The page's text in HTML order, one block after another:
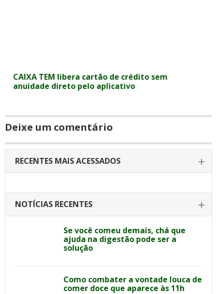
CAIXA TEM libera cartão de crédito sem
anuidade direto pelo aplicativo
Deixe um comentário
RECENTES MAIS ACESSADOS
NOTÍCIAS RECENTES
Se você comeu demais, chá que
ajuda na digestão pode ser a
solução
Como combater a vontade louca de
comer doce que aparece às 11h